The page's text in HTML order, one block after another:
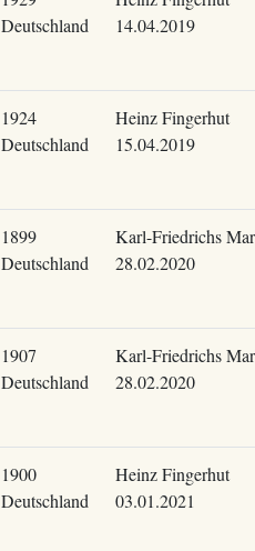
Deutschland
14.04.2019
1924
Deutschland
Heinz Fingerhut
15.04.2019
1899
Deutschland
Karl-Friedrichs
28.02.2020
1907
Deutschland
Karl-Friedrichs
28.02.2020
1900
Deutschland
Heinz Fingerhut
03.01.2021